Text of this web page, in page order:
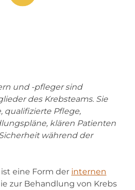
und -pfleger sind
des Krebsteams. Sie
qualifizierte Pflege,
klären Patienten
während der
eine Form der internen
zur Behandlung von Krebs